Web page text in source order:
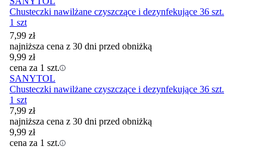
Chusteczki nawilżane czyszczące i dezynfekujące 36 szt.
1 szt
7,99 zł
najniższa cena z 30 dni przed obniżką
9,99 zł
cena za 1 szt.
SANYTOL
Chusteczki nawilżane czyszczące i dezynfekujące 36 szt.
1 szt
7,99 zł
najniższa cena z 30 dni przed obniżką
9,99 zł
cena za 1 szt.